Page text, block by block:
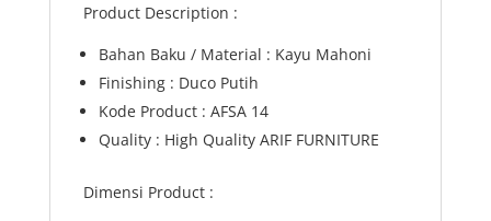
Product Description :
Bahan Baku / Material : Kayu Mahoni
Finishing : Duco Putih
Kode Product : AFSA 14
Quality : High Quality ARIF FURNITURE
Dimensi Product :